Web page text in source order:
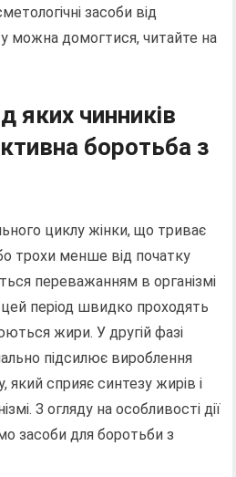
засоби від
можна домогтися, читайте на
яких чинників
боротьба з
циклу жінки, що триває
трохи менше від початку
переважанням в організмі
цей період швидко проходять
жири. У другій фазі
підсилює вироблення
який сприяє синтезу жирів і
З огляду на особливості дії
засоби для боротьби з